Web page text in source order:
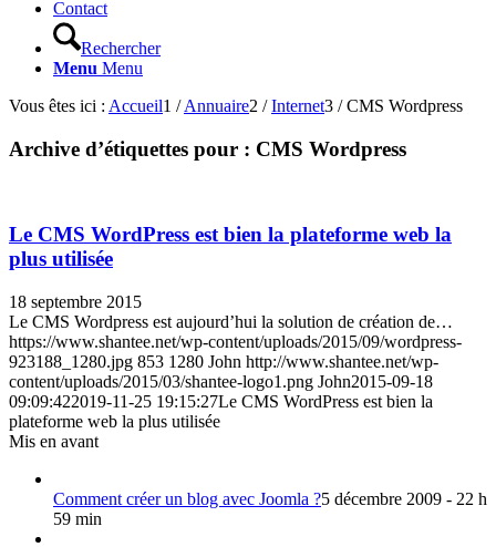
Contact
Rechercher
Menu Menu
Vous êtes ici : Accueil1 / Annuaire2 / Internet3 / CMS Wordpress
Archive d’étiquettes pour : CMS Wordpress
Le CMS WordPress est bien la plateforme web la
plus utilisée
18 septembre 2015
Le CMS Wordpress est aujourd’hui la solution de création de…
https://www.shantee.net/wp-content/uploads/2015/09/wordpress-
923188_1280.jpg 853 1280 John http://www.shantee.net/wp-
content/uploads/2015/03/shantee-logo1.png John2015-09-18
09:09:422019-11-25 19:15:27Le CMS WordPress est bien la
plateforme web la plus utilisée
Mis en avant
Comment créer un blog avec Joomla ?5 décembre 2009 - 22 h
59 min